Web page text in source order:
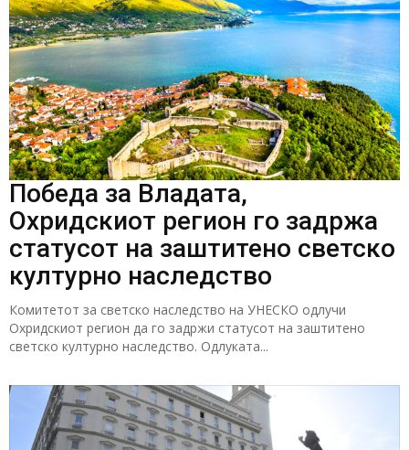
Победа за Владата,
Охридскиот регион го задржа
статусот на заштитено светско
културно наследство
Комитетот за светско наследство на УНЕСКО одлучи
Охридскиот регион да го задржи статусот на заштитено
светско културно наследство. Одлуката...